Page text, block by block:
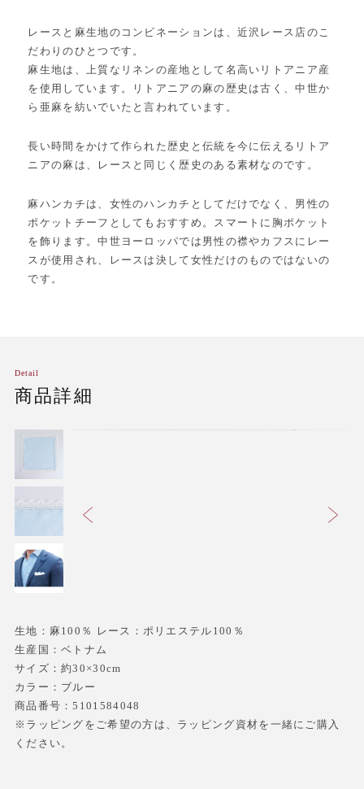
レースと麻生地のコンビネーションは、近沢レース店のこ
だわりのひとつです。
麻生地は、上質なリネンの産地として名高いリトアニア産
を使用しています。リトアニアの麻の歴史は古く、中世か
ら亜麻を紡いでいたと言われています。
長い時間をかけて作られた歴史と伝統を今に伝えるリトア
ニアの麻は、レースと同じく歴史のある素材なのです。
麻ハンカチは、女性のハンカチとしてだけでなく、男性の
ポケットチーフとしてもおすすめ。スマートに胸ポケット
を飾ります。中世ヨーロッパでは男性の襟やカフスにレー
スが使用され、レースは決して女性だけのものではないの
です。
商品詳細
Detail
生地：麻100％ レース：ポリエステル100％
生産国：ベトナム
サイズ：約30×30cm
カラー：ブルー
商品番号：5101584048
※ラッピングをご希望の方は、ラッピング資材を一緒にご購入
ください。